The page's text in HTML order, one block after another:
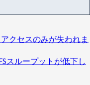
クセスのみが失われま
スループットが低下し